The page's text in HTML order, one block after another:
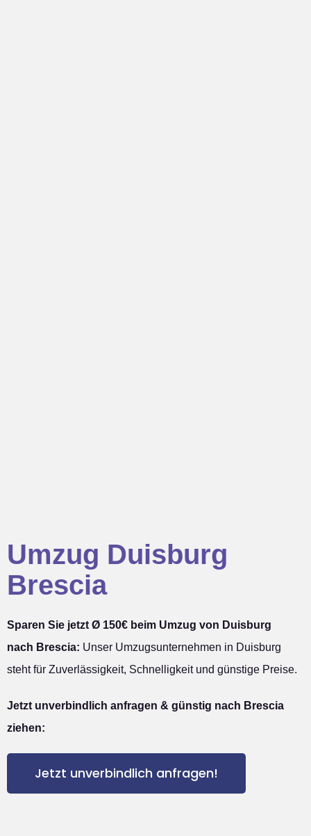
Umzug Duisburg
Brescia
Sparen Sie jetzt Ø 150€ beim Umzug von Duisburg
nach Brescia: Unser Umzugsunternehmen in Duisburg
steht für Zuverlässigkeit, Schnelligkeit und günstige Preise.
Jetzt unverbindlich anfragen & günstig nach Brescia
ziehen:
Jetzt unverbindlich anfragen!